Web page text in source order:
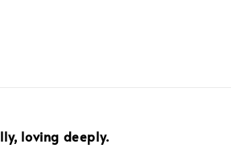
loving deeply.